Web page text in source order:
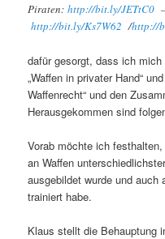
Piraten:http://bit.ly/JETtC0
http://bit.ly/Ks7W62 /http://
dafür gesorgt, dass ich
„Waffen in privater Hand“
Waffenrecht“ und den
Herausgekommen sind
Vorab möchte ich
an Waffen
ausgebildet wurde und auch
trainiert habe.
Klaus stellt die Behauptung